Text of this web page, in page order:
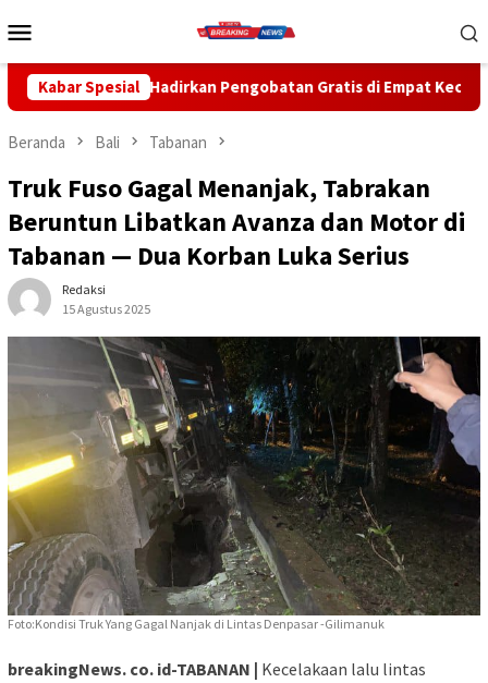
ke
Mobile
Kabar Spesial
Gratis di Empat Kecamatan Wujudkan Pelayanan
Beranda Bali Tabanan
Truk Fuso Gagal Menanjak, Tabrakan
Beruntun Libatkan Avanza dan Motor di
Tabanan — Dua Korban Luka Serius
Redaksi
15 Agustus 2025
Foto:Kondisi Truk Yang Gagal Nanjak di Lintas Denpasar -Gilimanuk
breakingNews. co. id-TABANAN | Kecelakaan lalu lintas